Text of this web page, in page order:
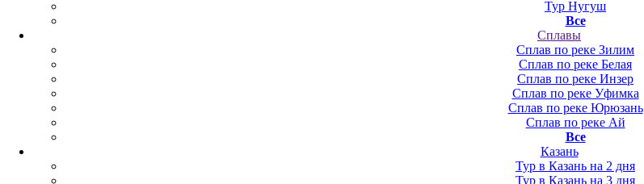
Тур Нугуш
Все
Сплавы
Сплав по реке Зилим
Сплав по реке Белая
Сплав по реке Инзер
Сплав по реке Уфимка
Сплав по реке Юрюзань
Сплав по реке Ай
Все
Казань
Тур в Казань на 2 дня
Тур в Казань на 3 дня